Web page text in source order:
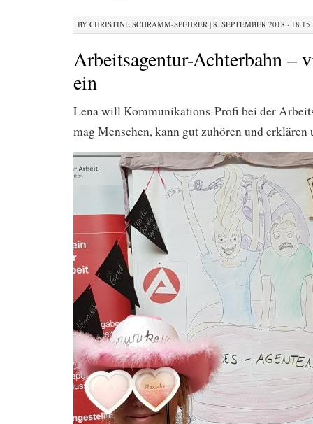
BY CHRISTINE SCHRAMM-SPEHRER | 8. SEPTEMBER 2018 · 18:15
Arbeitsagentur-Achterbahn –
ein
Lena will Kommunikations-Profi bei der
mag Menschen, kann gut zuhören und